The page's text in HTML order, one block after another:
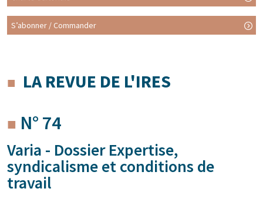
S’abonner / Commander
LA REVUE DE L'IRES
N° 74
Varia - Dossier Expertise,
syndicalisme et conditions de
travail